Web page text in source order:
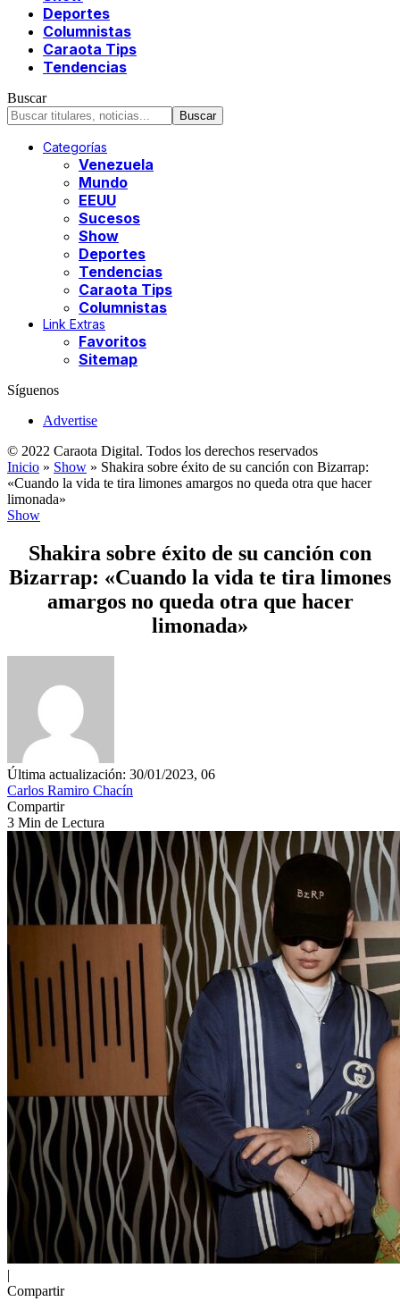
Deportes
Columnistas
Caraota Tips
Tendencias
Buscar
Categorías
Venezuela
Mundo
EEUU
Sucesos
Show
Deportes
Tendencias
Caraota Tips
Columnistas
Link Extras
Favoritos
Sitemap
Síguenos
Advertise
© 2022 Caraota Digital. Todos los derechos reservados
Inicio » Show » Shakira sobre éxito de su canción con Bizarrap:
«Cuando la vida te tira limones amargos no queda otra que hacer
limonada»
Show
Shakira sobre éxito de su canción con
Bizarrap: «Cuando la vida te tira limones
amargos no queda otra que hacer
limonada»
Última actualización: 30/01/2023, 06
Carlos Ramiro Chacín
Compartir
3 Min de Lectura
|
Compartir